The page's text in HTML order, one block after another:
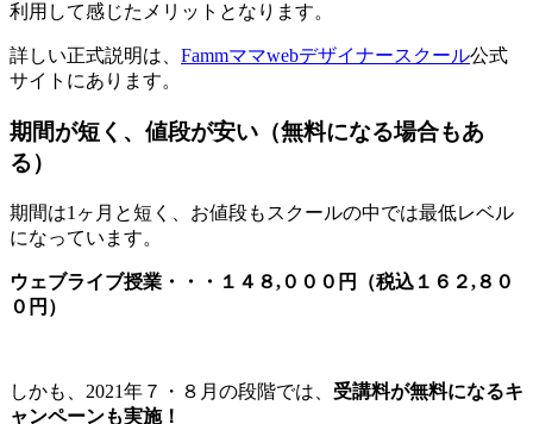
利用して感じたメリットとなります。
詳しい正式説明は、 Fammママwebデザイナースクール公式
サイトにあります。
期間が短く、値段が安い（無料になる場合もあ
る）
期間は1ヶ月と短く、お値段もスクールの中では最低レベル
になっています。
ウェブライブ授業・・・１４８,０００円（税込１６２,８０
０円）
しかも、2021年７・８月の段階では、 受講料が無料になるキ
ャンペーンも実施！